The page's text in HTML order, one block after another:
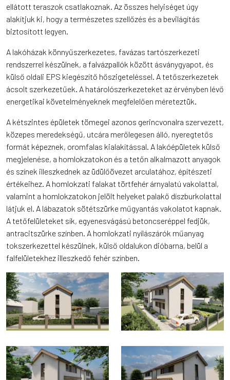
ellátott teraszok csatlakoznak. Az összes helyiséget úgy
alakítjuk ki, hogy a természetes szellőzés és a bevilágítás
biztosított legyen.
A lakóházak könnyűszerkezetes, favázas tartószerkezeti
rendszerrel készülnek, a falvázpallók között ásványgyapot, és
külső oldali EPS kiegészítő hőszigeteléssel. A tetőszerkezetek
ácsolt szerkezetűek. A határolószerkezeteket az érvényben lévő
energetikai követelményeknek megfelelően méreteztük.
A kétszintes épületek tömegei azonos gerincvonalra szervezett,
közepes meredekségű, utcára merőlegesen álló, nyeregtetős
formát képeznek, oromfalas kialakítással. A lakóépületek külső
megjelenése, a homlokzatokon és a tetőn alkalmazott anyagok
és színek illeszkednek az üdülőövezet arculatához, építészeti
értékeihez. A homlokzati falakat törtfehér árnyalatú vakolattal,
valamint a homlokzatokon jelölt helyeket palakő díszburkolattal
látjuk el. A lábazatok sötétszürke műgyantás vakolatot kapnak.
A tetőfelületeket sík, egyenesvágású betoncseréppel fedjük,
antracitszürke színben. A homlokzati nyílászárók műanyag
tokszerkezettel készülnek, külső oldalukon dióbarna, belül a
falfelületekhez illeszkedő fehér színben.